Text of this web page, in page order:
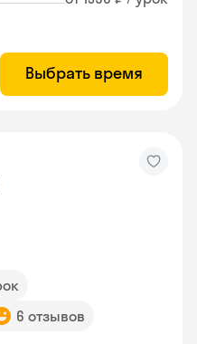
Выбрать время
6 отзывов